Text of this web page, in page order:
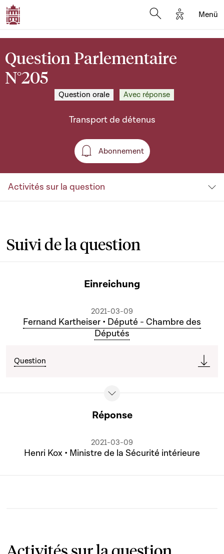
Options
Menü
Question Parlementaire
N°205
Question orale Avec réponse
Transport de détenus
Abonnement
Abonnement
Activités sur la question
Suivi de la question
Einreichung
2021-03-09
Fernand Kartheiser • Député - Chambre des
Députés
Question
Réponse
2021-03-09
Henri Kox • Ministre de la Sécurité intérieure